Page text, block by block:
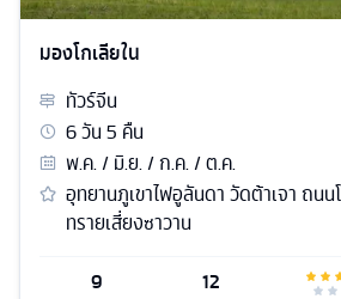
มองโกเลียใน
ทัวร์จีน
6วัน5 คืน
พ.ค. / มิ.ย. / ก.ค. / ต.ค.
อุทยานภูเขาไฟอูลันดา วัดต้าเจา ถน
ทรายเสี่ยงซาวาน
9
12